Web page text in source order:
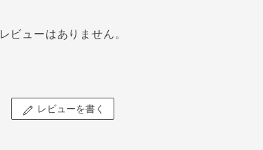
レビューはありません。
レビューを書く